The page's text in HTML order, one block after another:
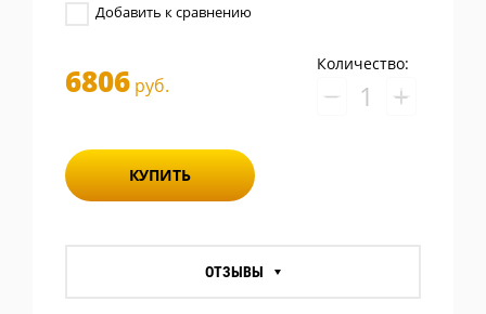
Добавить к сравнению
6806 руб.
Количество:
− +
КУПИТЬ
ОТЗЫВЫ